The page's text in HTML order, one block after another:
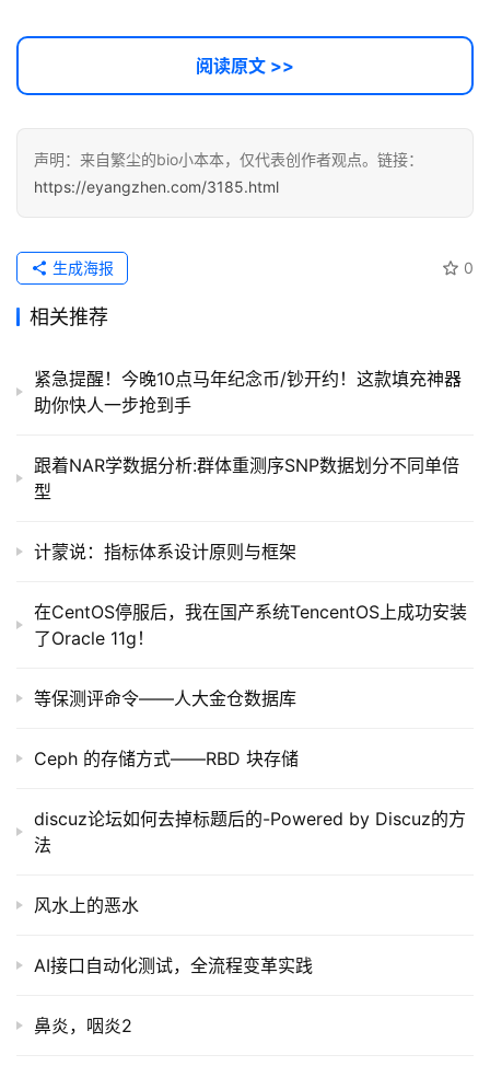
阅读原文 >>
声明：来自繁尘的bio小本本，仅代表创作者观点。链接：
https://eyangzhen.com/3185.html
0
生成海报
相关推荐
紧急提醒！今晚10点马年纪念币/钞开约！这款填充神器
助你快人一步抢到手
跟着NAR学数据分析:群体重测序SNP数据划分不同单倍
型
计蒙说：指标体系设计原则与框架
在CentOS停服后，我在国产系统TencentOS上成功安装
了Oracle 11g！
等保测评命令——人大金仓数据库
Ceph 的存储方式——RBD 块存储
discuz论坛如何去掉标题后的-Powered by Discuz的方
法
风水上的恶水
AI接口自动化测试，全流程变革实践
鼻炎，咽炎2